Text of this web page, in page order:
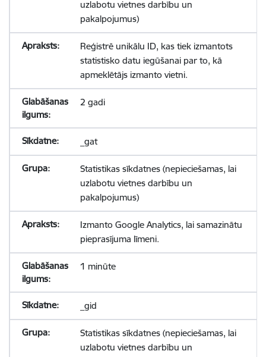
uzlabotu vietnes darbību un
pakalpojumus)
Reģistrē unikālu ID, kas tiek izmantots
statistisko datu iegūšanai par to, kā
apmeklētājs izmanto vietni.
2 gadi
_gat
Statistikas sīkdatnes (nepieciešamas, lai
uzlabotu vietnes darbību un
pakalpojumus)
Izmanto Google Analytics, lai samazinātu
pieprasījuma līmeni.
1 minūte
_gid
Statistikas sīkdatnes (nepieciešamas, lai
uzlabotu vietnes darbību un